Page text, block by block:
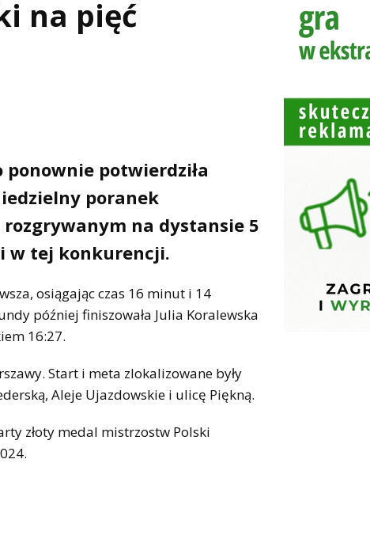
na pięć
potwierdziła
poranek
rozgrywanym na dystansie 5
w tej konkurencji.
osiągając czas 16 minut i 14
później finiszowała Julia Koralewska
16:27.
Start i meta zlokalizowane były
Aleje Ujazdowskie i ulicę Piękną.
złoty medal mistrzostw Polski